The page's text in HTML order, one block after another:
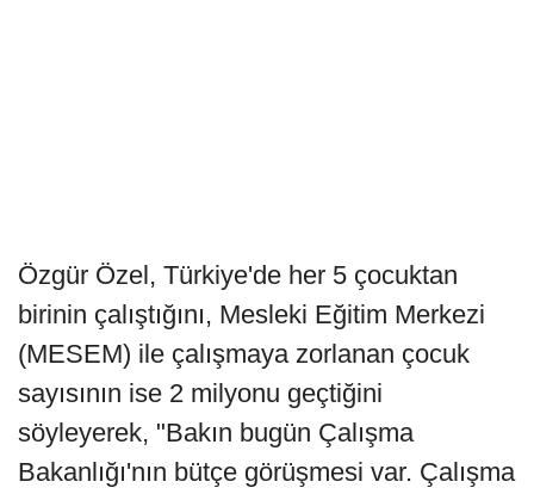
Özgür Özel, Türkiye'de her 5 çocuktan
birinin çalıştığını, Mesleki Eğitim Merkezi
(MESEM) ile çalışmaya zorlanan çocuk
sayısının ise 2 milyonu geçtiğini
söyleyerek, "Bakın bugün Çalışma
Bakanlığı'nın bütçe görüşmesi var. Çalışma